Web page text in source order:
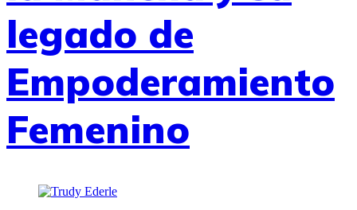
legado de
Empoderamiento
Femenino